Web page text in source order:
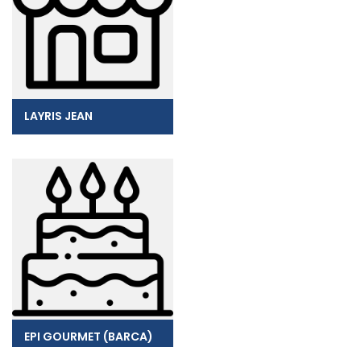
LAYRIS JEAN
EPI GOURMET (BARCA)